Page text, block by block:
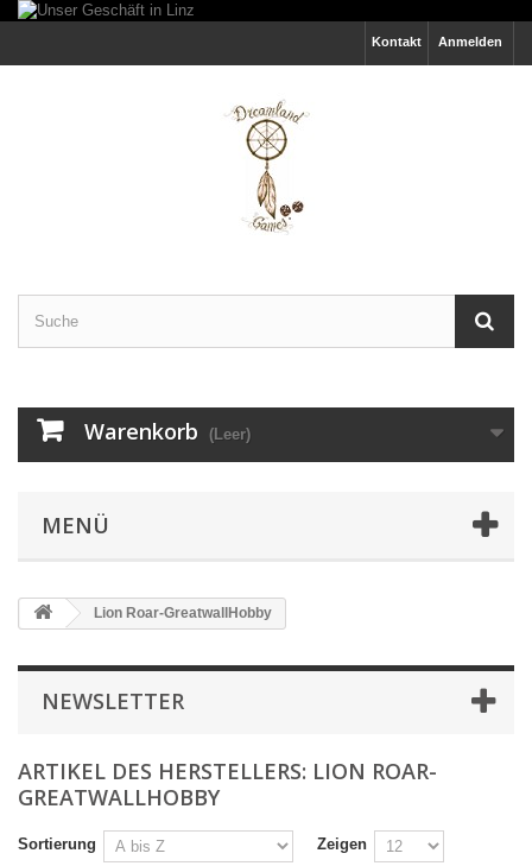
Anmelden
Kontakt
Warenkorb (Leer)
MENÜ
Lion Roar-GreatwallHobby
NEWSLETTER
ARTIKEL DES HERSTELLERS: LION ROAR-
GREATWALLHOBBY
Sortierung
Zeigen